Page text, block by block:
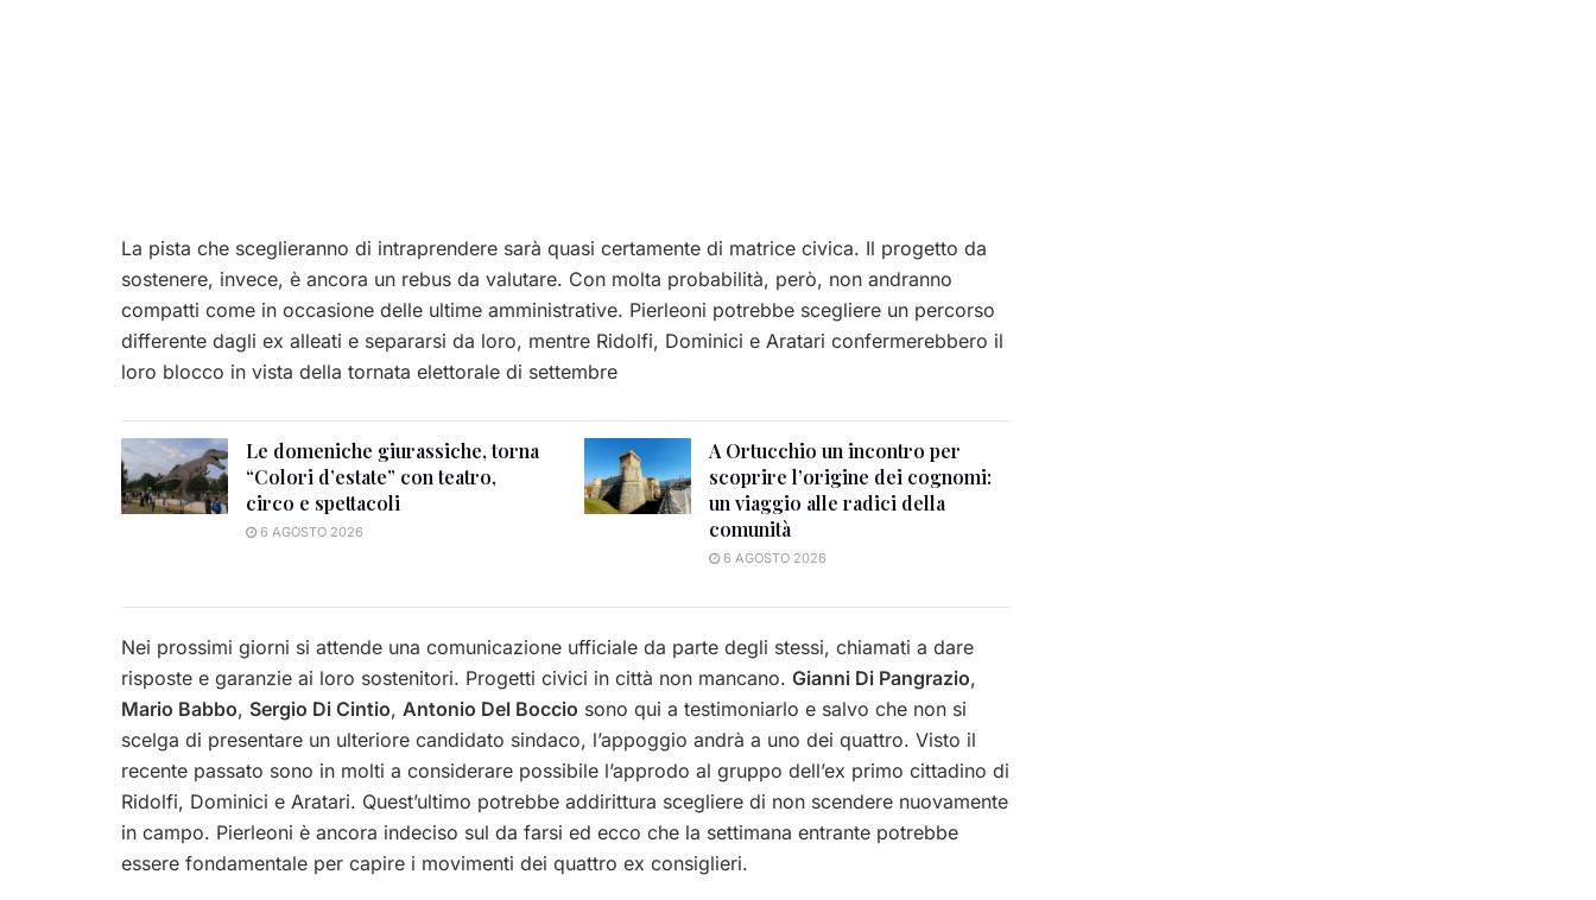
La pista che sceglieranno di intraprendere sarà quasi certamente di matrice civica. Il progetto da
sostenere, invece, è ancora un rebus da valutare. Con molta probabilità, però, non andranno
compatti come in occasione delle ultime amministrative. Pierleoni potrebbe scegliere un percorso
differente dagli ex alleati e separarsi da loro, mentre Ridolfi, Dominici e Aratari confermerebbero il
loro blocco in vista della tornata elettorale di settembre
Le domeniche giurassiche, torna
“Colori d’estate” con teatro,
circo e spettacoli
6 AGOSTO 2026
A Ortucchio un incontro per
scoprire l’origine dei cognomi:
un viaggio alle radici della
comunità
6 AGOSTO 2026
Nei prossimi giorni si attende una comunicazione ufficiale da parte degli stessi, chiamati a dare
risposte e garanzie ai loro sostenitori. Progetti civici in città non mancano. Gianni Di Pangrazio,
Mario Babbo, Sergio Di Cintio, Antonio Del Boccio sono qui a testimoniarlo e salvo che non si
scelga di presentare un ulteriore candidato sindaco, l’appoggio andrà a uno dei quattro. Visto il
recente passato sono in molti a considerare possibile l’approdo al gruppo dell’ex primo cittadino di
Ridolfi, Dominici e Aratari. Quest’ultimo potrebbe addirittura scegliere di non scendere nuovamente
in campo. Pierleoni è ancora indeciso sul da farsi ed ecco che la settimana entrante potrebbe
essere fondamentale per capire i movimenti dei quattro ex consiglieri.